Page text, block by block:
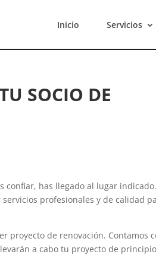
Inicio Servicios
SOCIO DE
confiar, has llegado al lugar
profesionales y de calidad
proyecto de renovación. Contamos
a cabo tu proyecto de